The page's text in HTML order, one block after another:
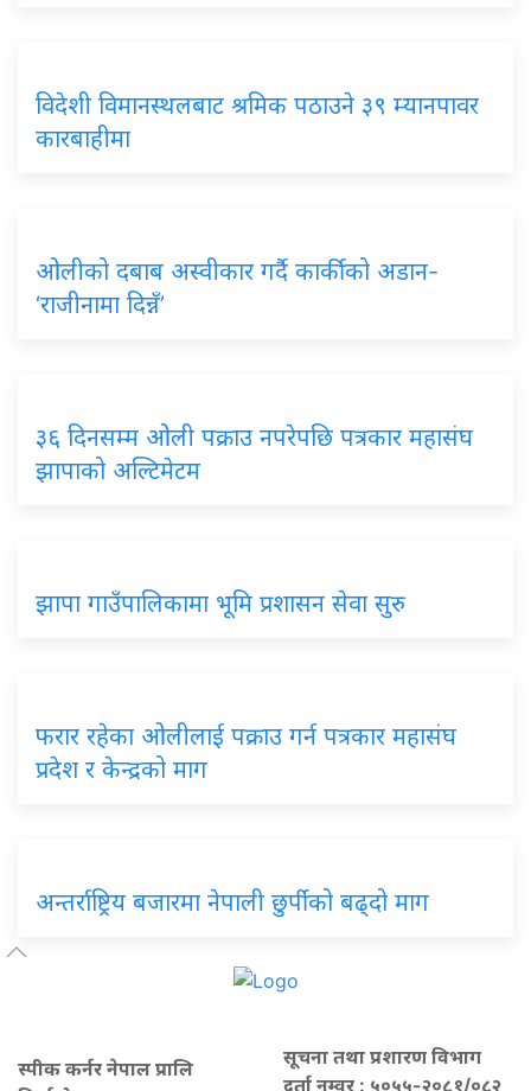
विदेशी विमानस्थलबाट श्रमिक पठाउने ३९ म्यानपावर
कारबाहीमा
ओलीको दबाब अस्वीकार गर्दै कार्कीको अडान-
‘राजीनामा दिन्नँ’
३६ दिनसम्म ओली पक्राउ नपरेपछि पत्रकार महासंघ
झापाको अल्टिमेटम
झापा गाउँपालिकामा भूमि प्रशासन सेवा सुरु
फरार रहेका ओलीलाई पक्राउ गर्न पत्रकार महासंघ
प्रदेश र केन्द्रको माग
अन्तर्राष्ट्रिय बजारमा नेपाली छुर्पीको बढ्दो माग
स्पीक कर्नर नेपाल प्रालि
सूचना तथा प्रशारण विभाग
दर्ता नम्वर : ५०५५-२०८१/०८२